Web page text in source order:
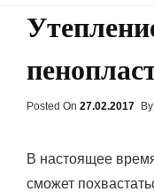
Posted On Posted
27.02.2017 By
В настоящее
сможет